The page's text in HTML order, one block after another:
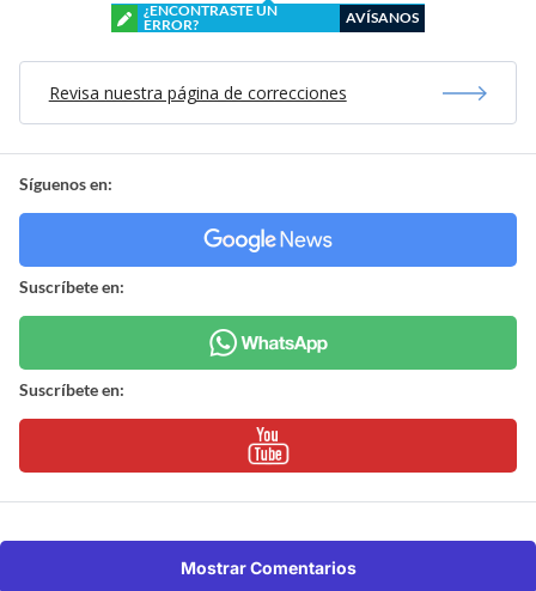
¿ENCONTRASTE UN
ERROR?
AVÍSANOS
Revisa nuestra página de correcciones
Síguenos en:
Suscríbete en:
Suscríbete en:
Mostrar Comentarios